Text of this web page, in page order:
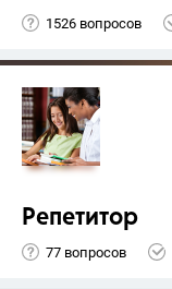
1526 вопросов
Репетитор
77 вопросов